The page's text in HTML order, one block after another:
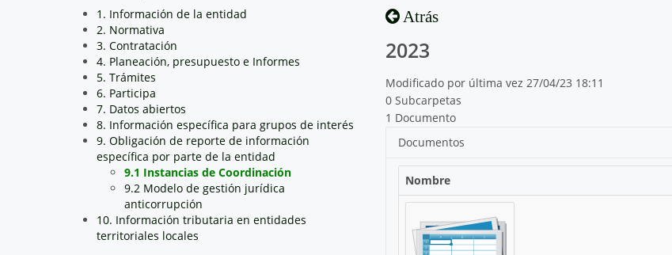
1. Información de la entidad
2. Normativa
3. Contratación
4. Planeación, presupuesto e Informes
5. Trámites
6. Participa
7. Datos abiertos
8. Información específica para grupos de interés
9. Obligación de reporte de información
específica por parte de la entidad
9.1 Instancias de Coordinación
9.2 Modelo de gestión jurídica
anticorrupción
10. Información tributaria en entidades
territoriales locales
Atrás
2023
Modificado por última vez 27/04/23 18:11
0 Subcarpetas
1 Documento
Documentos
Nombre